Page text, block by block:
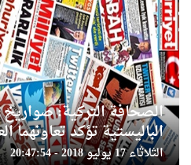
الصحافة التركية: صواريخ
الباليستية تؤكد تعاونهما
الثلاثاء 17 يوليو 2018 - 20:47:54